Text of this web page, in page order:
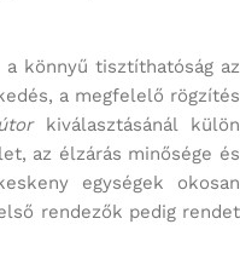
könnyű tisztíthatóság az
a megfelelő rögzítés
kiválasztásánál külön
az élzárás minősége és
egységek okosan
rendezők pedig rendet